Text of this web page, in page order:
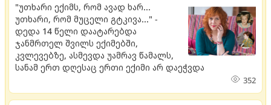
"უთხარი ექიმს, რომ ავად ხარ...
უთხარი, რომ მუცელი გტკივა..." -
დედა 14 წელი დაატარებდა
ჯანმრთელ შვილს ექიმებში,
კვლევებზე, ასმევდა უამრავ წამალს,
სანამ ერთ დღესაც ერთი ექიმი არ დაეჭვდა
352